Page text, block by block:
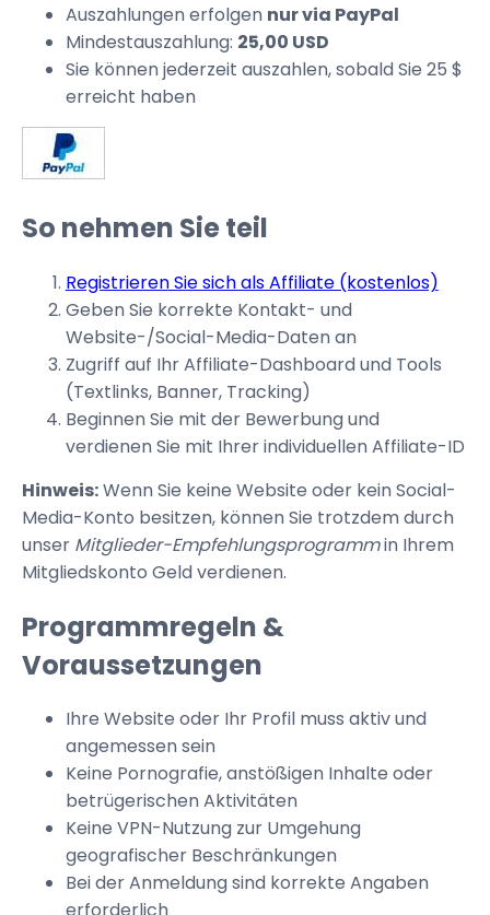
Auszahlungen erfolgen nur via PayPal
Mindestauszahlung: 25,00 USD
Sie können jederzeit auszahlen, sobald Sie 25 $
erreicht haben
So nehmen Sie teil
Registrieren Sie sich als Affiliate (kostenlos)
Geben Sie korrekte Kontakt- und
Website-/Social-Media-Daten an
Zugriff auf Ihr Affiliate-Dashboard und Tools
(Textlinks, Banner, Tracking)
Beginnen Sie mit der Bewerbung und
verdienen Sie mit Ihrer individuellen Affiliate-ID
Hinweis:Wenn Sie keine Website oder kein Social-
Media-Konto besitzen, können Sie trotzdem durch
unser Mitglieder-Empfehlungsprogrammin Ihrem
Mitgliedskonto Geld verdienen.
Programmregeln &
Voraussetzungen
Ihre Website oder Ihr Profil muss aktiv und
angemessen sein
Keine Pornografie, anstößigen Inhalte oder
betrügerischen Aktivitäten
Keine VPN-Nutzung zur Umgehung
geografischer Beschränkungen
Bei der Anmeldung sind korrekte Angaben